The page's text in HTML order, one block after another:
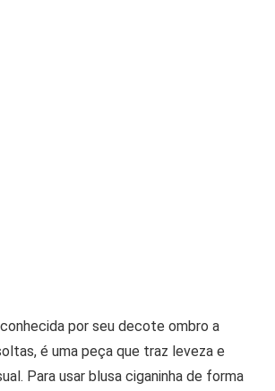
por seu decote ombro a
é uma peça que traz leveza e
Para usar blusa ciganinha de forma